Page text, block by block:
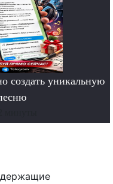
создать уникальную